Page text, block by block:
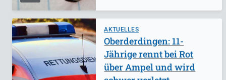
AKTUELLES
Oberderdingen: 11-
Jährige rennt bei Rot
über Ampel und wird